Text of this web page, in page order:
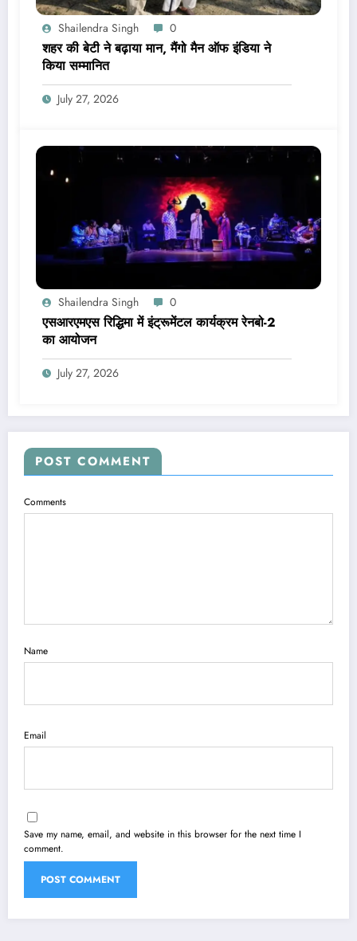
Shailendra Singh 0
शहर की बेटी ने बढ़ाया मान, मैंगो मैन ऑफ इंडिया ने
किया सम्मानित
July 27, 2026
Shailendra Singh 0
एसआरएमएस रिद्धिमा में इंट्रूमेंटल कार्यक्रम रेनबो-2
का आयोजन
July 27, 2026
POST COMMENT
Comments
Name
Email
Save my name, email, and website in this browser for the next time I
comment.